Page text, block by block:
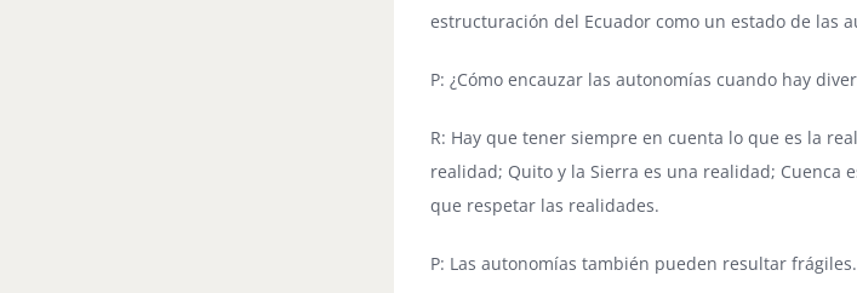
estructuración del Ecuador como un estado de las
P: ¿Cómo encauzar las autonomías cuando hay
R: Hay que tener siempre en cuenta lo que es la
realidad; Quito y la Sierra es una realidad; Cuenca
que respetar las realidades.
P: Las autonomías también pueden resultar